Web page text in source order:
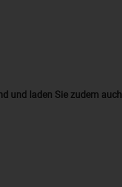
und laden Sie zudem auch